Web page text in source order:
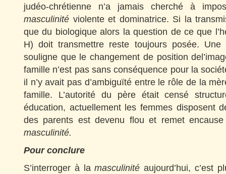
judéo-chrétienne n’a jamais cherché à
masculinité violente et dominatrice. Si la
que du biologique alors la question de ce que
H) doit transmettre reste toujours posée. Une
souligne que le changement de position
famille n’est pas sans conséquence pour la
il n’y avait pas d’ambiguïté entre le rôle de la
famille. L’autorité du père était censé
éducation, actuellement les femmes disposent
des parents est devenu flou et remet
masculinité.
Pour conclure
S’interroger à lamasculinité aujourd’hui, c’est